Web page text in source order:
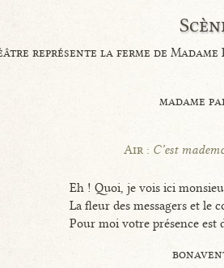
représente la ferme de
madame
Air : C’est
Eh ! Quoi, je vois ici
La fleur des messagers et le
Pour moi votre présence est